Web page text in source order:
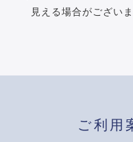
見える場合がござい
ご利用